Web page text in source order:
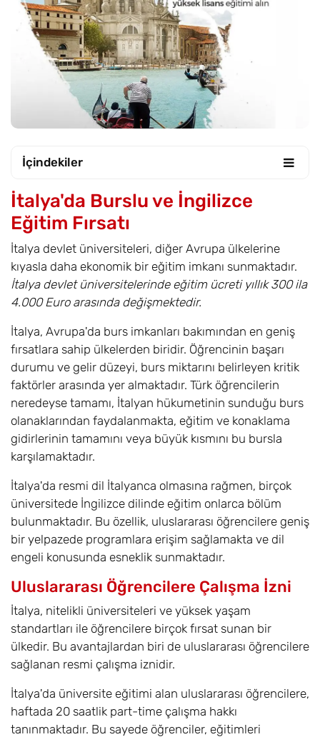
İçindekiler
İtalya'da Burslu ve İngilizce
Eğitim Fırsatı
İtalya devlet üniversiteleri, diğer Avrupa ülkelerine
kıyasla daha ekonomik bir eğitim imkanı sunmaktadır.
İtalya devlet üniversitelerinde eğitim ücreti yıllık 300 ila
4.000 Euro arasında değişmektedir.
İtalya, Avrupa'da burs imkanları bakımından en geniş
fırsatlara sahip ülkelerden biridir. Öğrencinin başarı
durumu ve gelir düzeyi, burs miktarını belirleyen kritik
faktörler arasında yer almaktadır. Türk öğrencilerin
neredeyse tamamı, İtalyan hükumetinin sunduğu burs
olanaklarından faydalanmakta, eğitim ve konaklama
gidirlerinin tamamını veya büyük kısmını bu bursla
karşılamaktadır.
İtalya'da resmi dil İtalyanca olmasına rağmen, birçok
üniversitede İngilizce dilinde eğitim onlarca bölüm
bulunmaktadır. Bu özellik, uluslararası öğrencilere geniş
bir yelpazede programlara erişim sağlamakta ve dil
engeli konusunda esneklik sunmaktadır.
Uluslararası Öğrencilere Çalışma İzni
İtalya, nitelikli üniversiteleri ve yüksek yaşam
standartları ile öğrencilere birçok fırsat sunan bir
ülkedir. Bu avantajlardan biri de uluslararası öğrencilere
sağlanan resmi çalışma iznidir.
İtalya'da üniversite eğitimi alan uluslararası öğrencilere,
haftada 20 saatlik part-time çalışma hakkı
tanınmaktadır. Bu sayede öğrenciler, eğitimleri